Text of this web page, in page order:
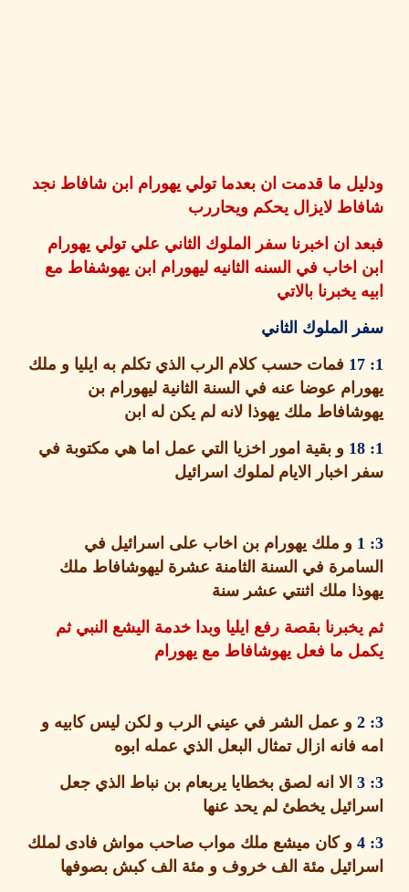
ما قدمت ان بعدما تولي يهورام ابن شافاط نجد
لايزال يحكم ويحاررب
ان اخبرنا سفر الملوك الثاني علي تولي يهورام
في السنه الثانيه ليهورام ابن يهوشفاط مع
يخبرنا بالاتي
الثاني
فمات حسب كلام الرب الذي تكلم به ايليا و ملك
عوضا عنه في السنة الثانية ليهورام بن
ملك يهوذا لانه لم يكن له ابن
و بقية امور اخزيا التي عمل اما هي مكتوبة في
الايام لملوك اسرائيل
و ملك يهورام بن اخاب على اسرائيل في
في السنة الثامنة عشرة ليهوشافاط ملك
ملك اثنتي عشر سنة
بقصة رفع ايليا وبدا خدمة اليشع النبي ثم
ما فعل يهوشافاط مع يهورام
و عمل الشر في عيني الرب و لكن ليس كابيه و
ازال تمثال البعل الذي عمله ابوه
الا انه لصق بخطايا يربعام بن نباط الذي جعل
يخطئ لم يحد عنها
و كان ميشع ملك مواب صاحب مواش فادى لملك
مئة الف خروف و مئة الف كبش بصوفها